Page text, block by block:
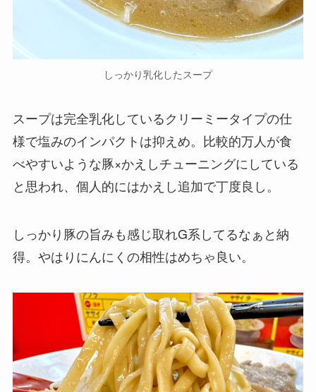
しっかり乳化したスープ
スープは完全乳化しているクリーミータイプの仕
様で塩みのインパクトは抑えめ。比較的万人が食
べやすいような豚×かえしチューニングにしている
と思われ、個人的にはかえし追加で丁度良し。
しっかり豚の旨みも感じ取れG系してるなぁと納
得。やはりにんにくの相性はめちゃ良い。